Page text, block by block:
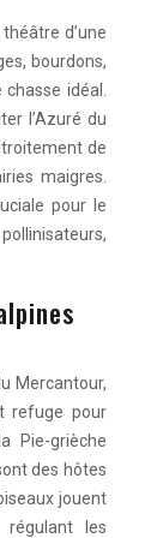
d’une
bourdons,
idéal.
l’Azuré du
de
maigres.
pour le
Mercantour,
refuge pour
Pie-grièche
des hôtes
jouent
régulant les